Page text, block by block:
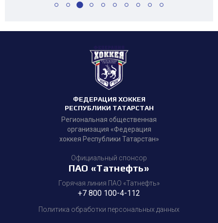
ФЕДЕРАЦИЯ ХОККЕЯ
РЕСПУБЛИКИ ТАТАРСТАН
Региональная общественная
организация «Федерация
хоккея Республики Татарстан»
Официальный спонсор
ПАО «Татнефть»
Горячая линия ПАО «Татнефть»
+7 800 100-4-112
Политика обработки персональных данных